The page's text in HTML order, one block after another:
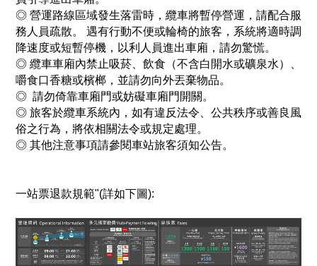
◎ 營運路線區域發生落雷時，纜車將暫停營運，請配合服
務人員疏散。 遇有行動不便或輪椅的旅客，系統將適時調
降速度或短暫停機，以利人員進出車廂，請勿驚慌。
◎ 纜車車廂內禁止吸菸、飲食（不含白開水或礦泉水）、
嚼食口香糖或檳榔，並請勿向外丟棄物品。
◎ 請勿倚靠車廂門或妨礙車廂門開關。
◎ 旅客於纜車系統內，如有違反法令、公共秩序或善良風
俗之行為，將依相關法令或規定處理。
◎ 其他注意事項請參閱車站旅客須知公告。
一站票退款規範"(詳如下圖):